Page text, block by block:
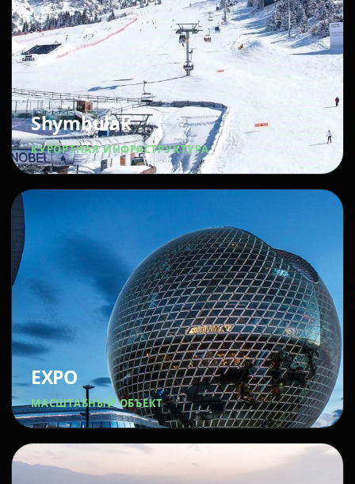
Shymbulak
КУРОРТНАЯ ИНФРАСТРУКТУРА
EXPO
МАСШТАБНЫЙ ОБЪЕКТ